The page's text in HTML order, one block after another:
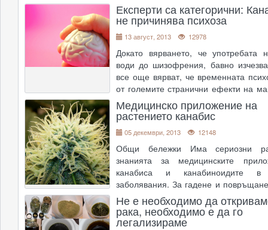
нетоксично вещество, което
лекуваше ракови заболявания и
психичните тенд....
Експерти са категорични:
не причинява психоза
13 август, 2013 12978
Докато вярването, че употребата
води до шизофрения, бавно
все още вярват, че временната
от големите странични ефекти на
Сега, група учени от Imperial
казват, че е време старите
на страх и невежес�....
Медицинско приложение на
растението канабис
05 декември, 2013 12148
Общи бележки Има сериозни
знанията за медицинските
канабиса и канабиноидите в
заболявания. За гадене и
с химиотерапия на рак, анорексия
при ХИВ/СПИН, хронична,
невропатична болка, спастичност
Не е необходимо да
рака, необходимо е да го
легализираме